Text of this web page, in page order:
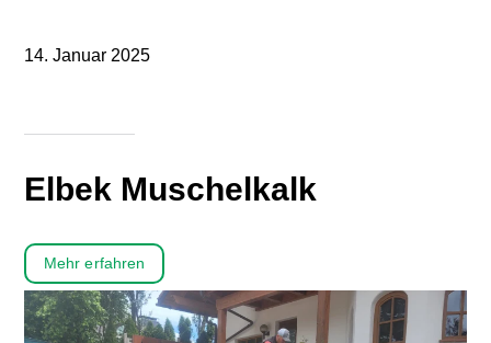
14. Januar 2025
Elbek Muschelkalk
Mehr erfahren